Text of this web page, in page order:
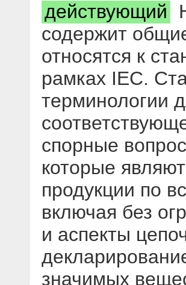
действующий
содержит
относятся к
рамках IEC.
терминологии
спорные
которые
продукции по
включая без
и аспекты
значимых